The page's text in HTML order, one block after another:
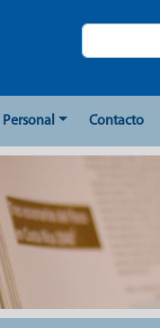
Search
Personal Contacto